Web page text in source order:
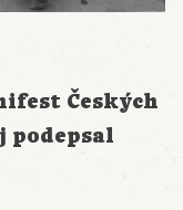
Českých